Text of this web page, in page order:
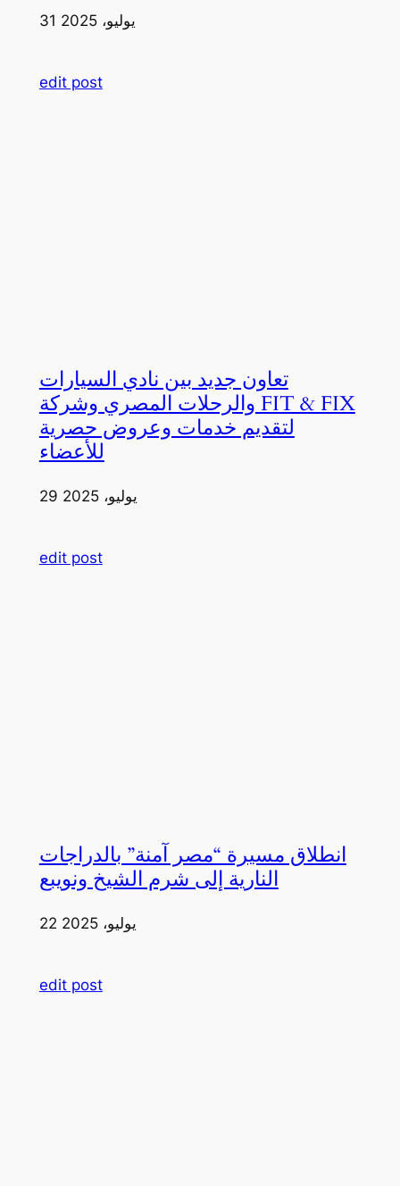
31 يوليو، 2025
edit post
تعاون جديد بين نادي السيارات
والرحلات المصري وشركة FIT & FIX
لتقديم خدمات وعروض حصرية
للأعضاء
29 يوليو، 2025
edit post
انطلاق مسيرة “مصر آمنة” بالدراجات
النارية إلى شرم الشيخ ونويبع
22 يوليو، 2025
edit post